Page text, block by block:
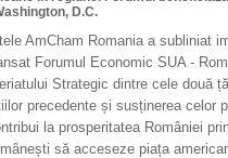
D.C.
AmCham Romania a subliniat
Forumul Economic SUA -
Strategic dintre cele două
precedente și susținerea celor
la prosperitatea României
să acceseze piața